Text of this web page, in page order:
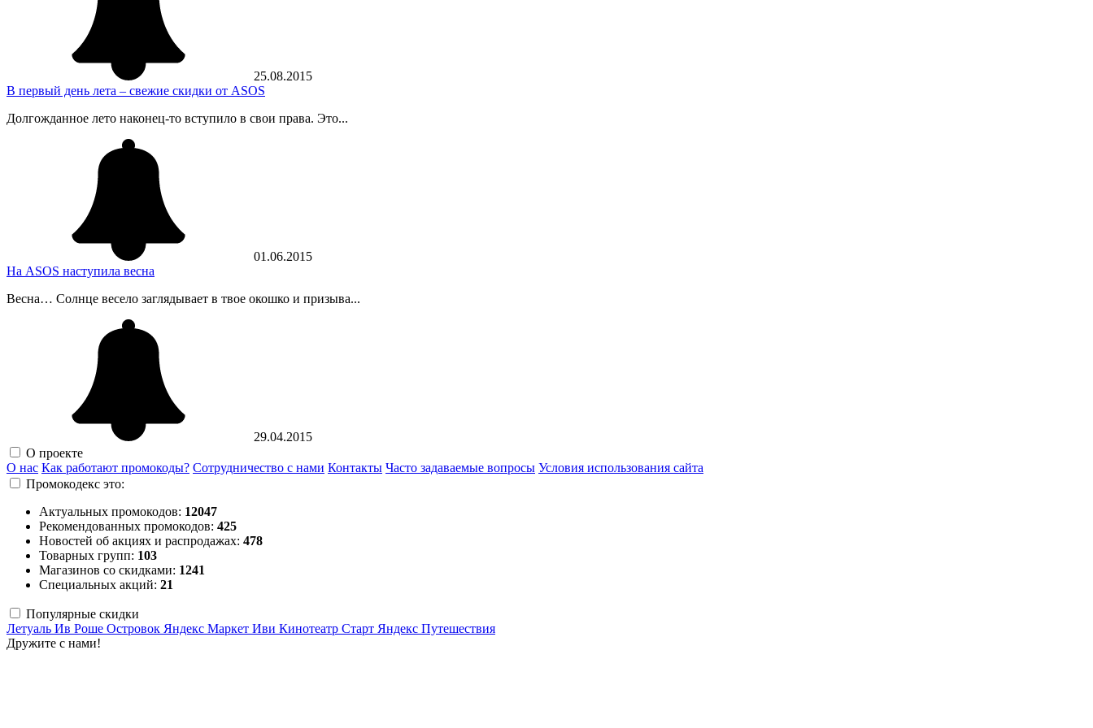
25.08.2015
В первый день лета – свежие скидки от ASOS
Долгожданное лето наконец-то вступило в свои права. Это...
01.06.2015
На ASOS наступила весна
Весна… Солнце весело заглядывает в твое окошко и призыва...
29.04.2015
О проекте
О нас Как работают промокоды? Сотрудничество с нами Контакты Часто задаваемые вопросы Условия использования сайта
Промокодекс это:
Актуальных промокодов: 12047
Рекомендованных промокодов: 425
Новостей об акциях и распродажах: 478
Товарных групп: 103
Магазинов со скидками: 1241
Специальных акций: 21
Популярные скидки
Летуаль Ив Роше Островок Яндекс Маркет Иви Кинотеатр Старт Яндекс Путешествия
Дружите с нами!